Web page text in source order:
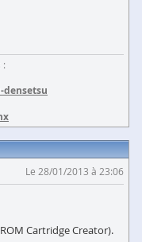
:
densetsu
Le 28/01/2013 à 23:06
Cartridge Creator).